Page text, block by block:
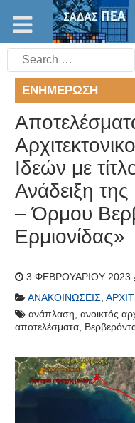
Search
for:
ΕΝΗΜΈΡΩΣΗ
Ιδεών με
Ανάδειξη
– Όρμου
Ερμιονίδας»
3 ΦΕΒΡΟΥΑΡΊΟΥ 2023
ΑΝΑΚΟΙΝΏΣΕΙΣ,
ανάπλαση, ανοικτός
αποτελέσματα,